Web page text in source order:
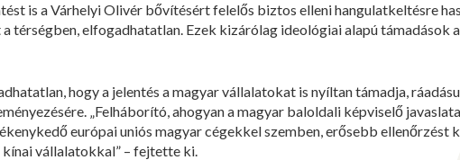
is a Várhelyi Olivér bővítésért felelős biztos elleni hangulatkeltésre
térségben, elfogadhatatlan. Ezek kizárólag ideológiai alapú támadások
hogy a jelentés a magyar vállalatokat is nyíltan támadja,
„Felháborító, ahogyan a magyar baloldali képviselő
európai uniós magyar cégekkel szemben, erősebb ellenőrzést
kínai vállalatokkal” – fejtette ki.